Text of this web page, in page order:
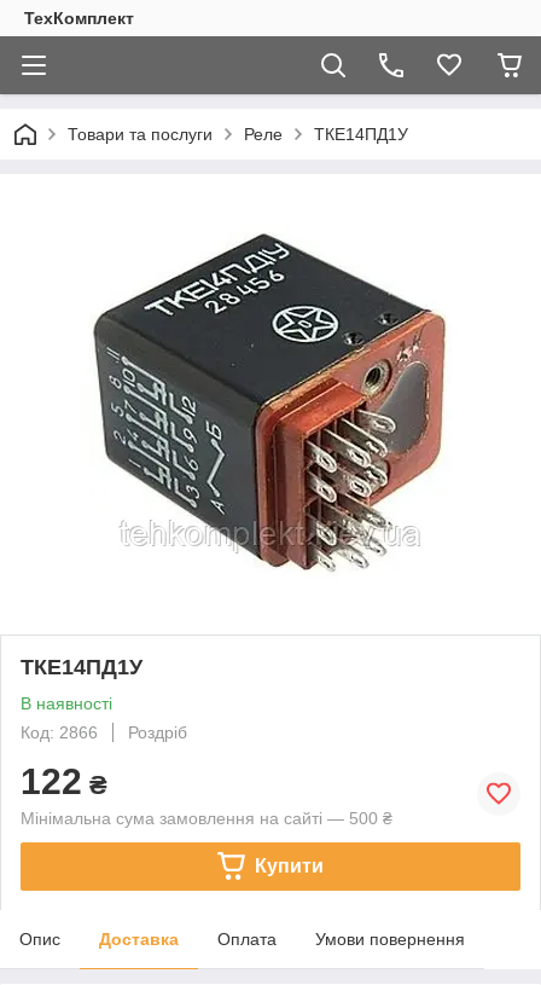
ТехКомплект
Товари та послуги Реле ТКЕ14ПД1У
ТКЕ14ПД1У
В наявності
Код: 2866
Роздріб
122 ₴
Мінімальна сума замовлення на сайті — 500 ₴
Купити
Опис Доставка Оплата Умови повернення